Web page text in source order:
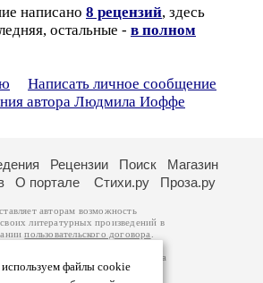
написано 8 рецензий, здесь
остальные - в полном
Написать личное сообщение
автора Людмила Иоффе
файлы cookie
Рецензии Поиск
Магазин
О портале Стихи.ру Проза.ру
авторам возможность
литературных произведений в
пользовательского договора
принадлежат авторам
Перепечатка произведений возможна
к которому вы можете
странице. Ответственность за